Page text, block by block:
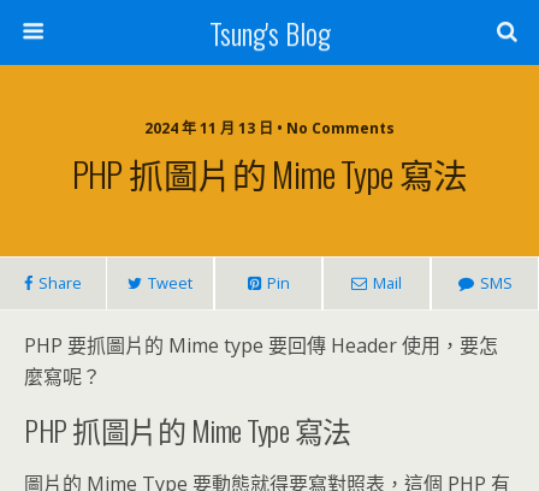
Tsung's Blog
2024 年 11 月 13 日 • No Comments
PHP 抓圖片的 Mime Type 寫法
Share Tweet Pin Mail SMS
PHP 要抓圖片的 Mime type 要回傳 Header 使用，要怎
麼寫呢？
PHP 抓圖片的 Mime Type 寫法
圖片的 Mime Type 要動態就得要寫對照表，這個 PHP 有